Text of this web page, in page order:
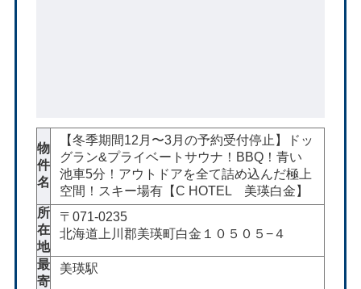
物
件
名
【冬季期間12月〜3月の予約受付停止】ドッ
グラン&プライベートサウナ！BBQ！青い
池車5分！アウトドアを全て詰め込んだ極上
空間！スキー場有【C HOTEL 美瑛白金】
所
在
地
〒071-0235
北海道上川郡美瑛町白金１０５０５−４
最
寄
美瑛駅